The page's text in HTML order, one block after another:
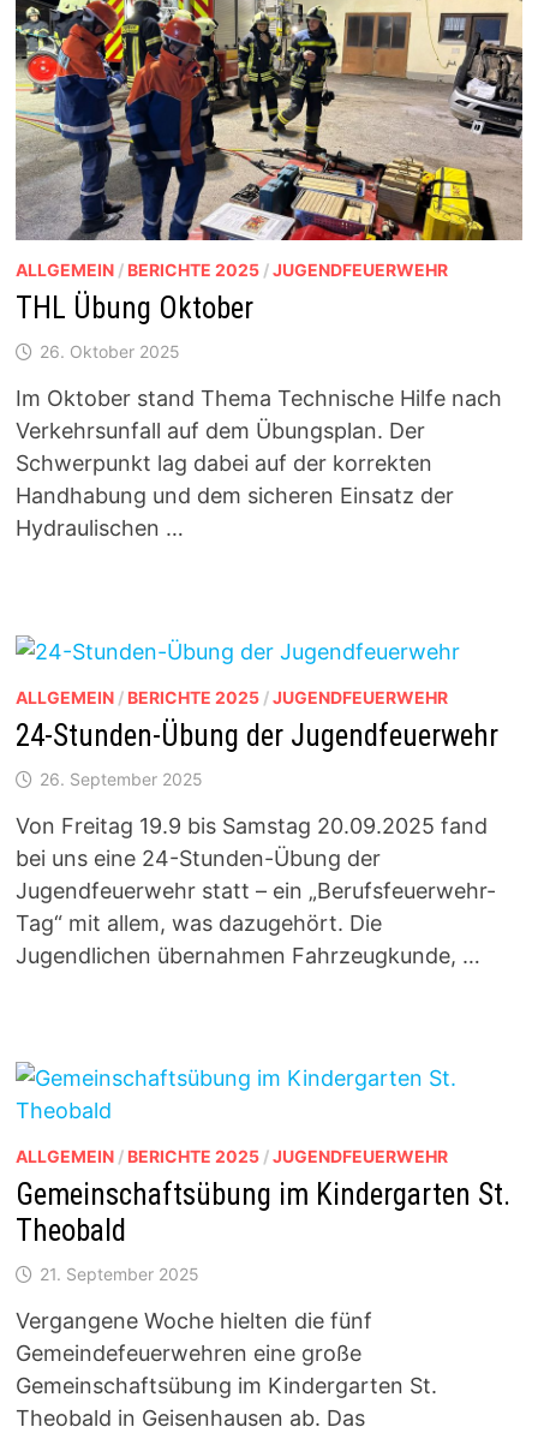
ALLGEMEIN/ BERICHTE 2025/JUGENDFEUERWEHR
THL Übung Oktober
26. Oktober 2025
Im Oktober stand Thema Technische Hilfe nach
Verkehrsunfall auf dem Übungsplan. Der
Schwerpunkt lag dabei auf der korrekten
Handhabung und dem sicheren Einsatz der
Hydraulischen …
ALLGEMEIN/ BERICHTE 2025/JUGENDFEUERWEHR
24-Stunden-Übung der Jugendfeuerwehr
26. September 2025
Von Freitag 19.9 bis Samstag 20.09.2025 fand
bei uns eine 24-Stunden-Übung der
Jugendfeuerwehr statt – ein „Berufsfeuerwehr-
Tag“ mit allem, was dazugehört. Die
Jugendlichen übernahmen Fahrzeugkunde, …
ALLGEMEIN/ BERICHTE 2025/JUGENDFEUERWEHR
Gemeinschaftsübung im Kindergarten St.
Theobald
21. September 2025
Vergangene Woche hielten die fünf
Gemeindefeuerwehren eine große
Gemeinschaftsübung im Kindergarten St.
Theobald in Geisenhausen ab. Das